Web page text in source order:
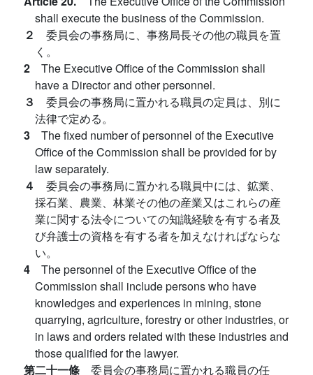
shall execute the business of the Commission.
２ 委員会の事務局に、事務局長その他の職員を置
く。
2 The Executive Office of the Commission shall
have a Director and other personnel.
３ 委員会の事務局に置かれる職員の定員は、別に
法律で定める。
3 The fixed number of personnel of the Executive
Office of the Commission shall be provided for by
law separately.
４ 委員会の事務局に置かれる職員中には、鉱業、
採石業、農業、林業その他の産業又はこれらの産
業に関する法令についての知識経験を有する者及
び弁護士の資格を有する者を加えなければならな
い。
4 The personnel of the Executive Office of the
Commission shall include persons who have
knowledges and experiences in mining, stone
quarrying, agriculture, forestry or other industries, or
in laws and orders related with these industries and
those qualified for the lawyer.
第二十一條 委員会の事務局に置かれる職員の任